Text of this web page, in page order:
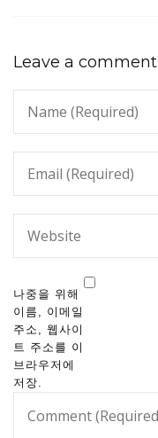
Leave a comment
나중을 위해
이름, 이메일
주소, 웹사이
트 주소를 이
브라우저에
저장.